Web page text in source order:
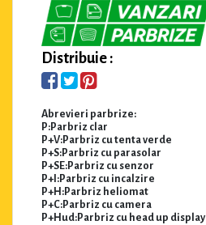
Distribuie :
Abrevieri parbrize:
P:Parbriz clar
P+V:Parbriz cu tenta verde
P+S:Parbriz cu parasolar
P+SE:Parbriz cu senzor
P+I:Parbriz cu incalzire
P+H:Parbriz heliomat
P+C:Parbriz cu camera
P+Hud:Parbriz cu head up display